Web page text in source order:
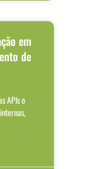
em
de
APIs o